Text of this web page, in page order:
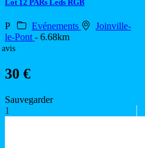
Lot 12 PARs Leds RGB
P Evénements
Joinville-
le-Pont- 6.68km
avis
30 €
Sauvegarder
1